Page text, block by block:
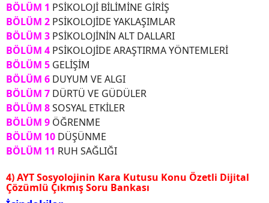
BÖLÜM 1 PSİKOLOJİ BİLİMİNE GİRİŞ
BÖLÜM 2 PSİKOLOJİDE YAKLAŞIMLAR
BÖLÜM 3 PSİKOLOJİNİN ALT DALLARI
BÖLÜM 4 PSİKOLOJİDE ARAŞTIRMA YÖNTEMLERİ
BÖLÜM 5 GELİŞİM
BÖLÜM 6 DUYUM VE ALGI
BÖLÜM 7 DÜRTÜ VE GÜDÜLER
BÖLÜM 8SOSYAL ETKİLER
BÖLÜM 9 ÖĞRENME
BÖLÜM 10 DÜŞÜNME
BÖLÜM 11 RUH SAĞLIĞI
4) AYT Sosyolojinin Kara Kutusu Konu Özetli Dijital
Çözümlü Çıkmış Soru Bankası